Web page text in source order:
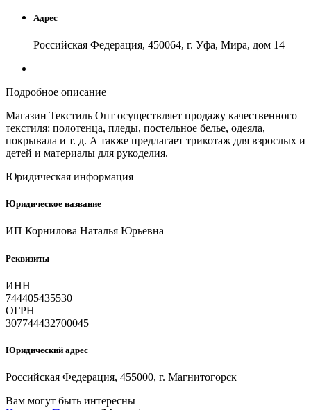
Адрес
Российская Федерация, 450064, г. Уфа, Мира, дом 14
Подробное описание
Магазин Текстиль Опт осуществляет продажу качественного
текстиля: полотенца, пледы, постельное белье, одеяла,
покрывала и т. д. А также предлагает трикотаж для взрослых и
детей и материалы для рукоделия.
Юридическая информация
Юридическое название
ИП Корнилова Наталья Юрьевна
Реквизиты
ИНН
744405435530
ОГРН
307744432700045
Юридический адрес
Российская Федерация, 455000, г. Магнитогорск
Вам могут быть интересны